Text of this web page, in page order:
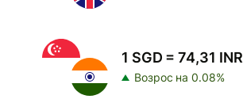
1 SGD = 74,31 INR
Возрос на 0.08%